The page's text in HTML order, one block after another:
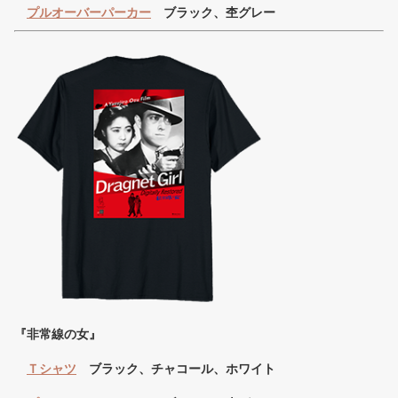
プルオーバーパーカー ブラック、杢グレー
『非常線の女』
Ｔシャツ ブラック、チャコール、ホワイト